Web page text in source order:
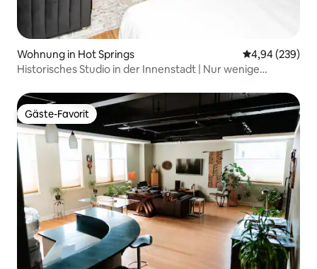
Wohnung in Hot Springs
4,94 (239)
Historisches Studio in der Innenstadt | Nur wenige
Gäste-Favorit
Gäste-Favorit